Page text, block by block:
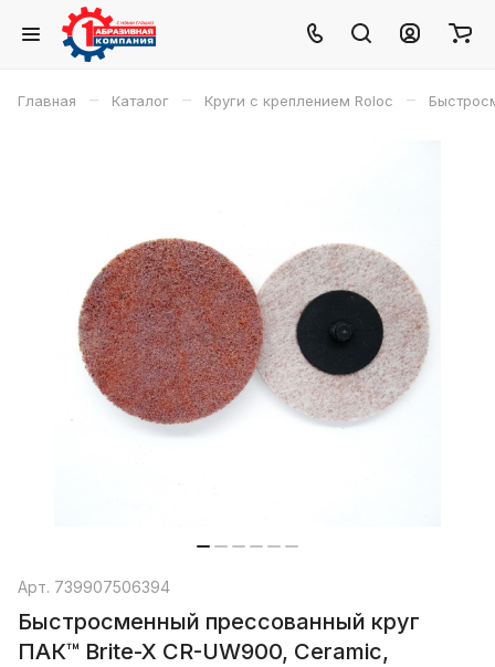
Главная – Каталог – Круги с креплением Roloc –
Арт. 739907506394
Быстросменный прессованный круг
ПАК™ Brite-X CR-UW900, Сeramic,